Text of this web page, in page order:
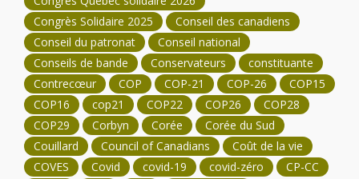
Congrès Solidaire 2025
Conseil des canadiens
Conseil du patronat
Conseil national
Conseils de bande
Conservateurs
constituante
Contrecœur
COP COP-21 COP-26
COP15
COP16
cop21 COP22 COP26
COP28
COP29
Corbyn Corée
Corée du Sud
Couillard
Council of Canadians
Coût de la vie
COVES
Covid covid-19 covid-zéro
CP-CC